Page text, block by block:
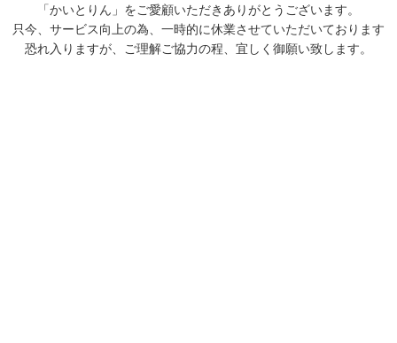
「かいとりん」をご愛顧いただきありがとうございます。
只今、サービス向上の為、一時的に休業させていただいております
恐れ入りますが、ご理解ご協力の程、宜しく御願い致します。